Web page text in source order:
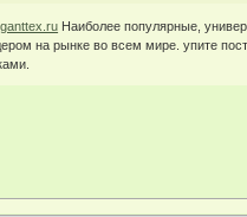
Наиболее популярные,
на рынке во всем мире. упите